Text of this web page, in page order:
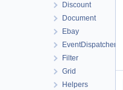
Discount
Document
Ebay
EventDispatcher
Filter
Grid
Helpers